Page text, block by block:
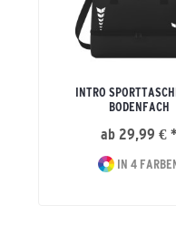
INTRO
BODENFACH
ab 29,99 € *
IN 4